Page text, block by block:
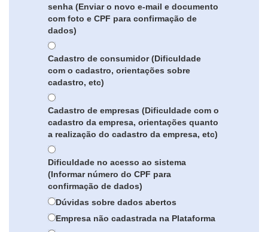
senha (Enviar o novo e-mail e documento
com foto e CPF para confirmação de
dados)
Cadastro de consumidor (Dificuldade
com o cadastro, orientações sobre
cadastro, etc)
Cadastro de empresas (Dificuldade com o
cadastro da empresa, orientações quanto
a realização do cadastro da empresa, etc)
Dificuldade no acesso ao sistema
(Informar número do CPF para
confirmação de dados)
Dúvidas sobre dados abertos
Empresa não cadastrada na Plataforma